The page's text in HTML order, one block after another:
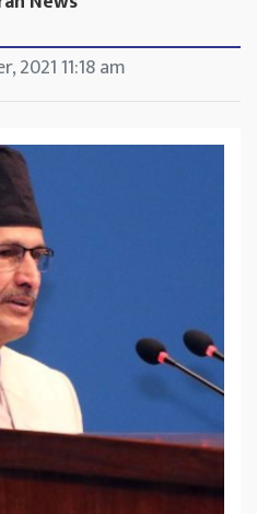
2021 11:18 am